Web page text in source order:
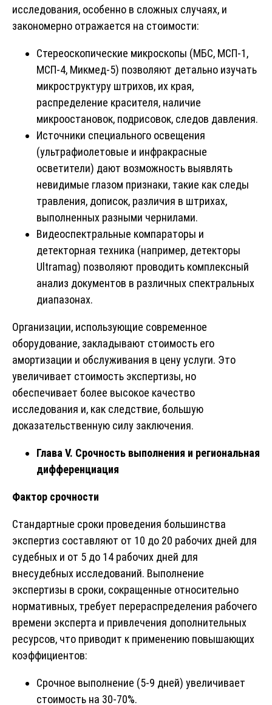
исследования, особенно в сложных случаях, и
закономерно отражается на стоимости:
Стереоскопические микроскопы (МБС, МСП-1,
МСП-4, Микмед-5) позволяют детально изучать
микроструктуру штрихов, их края,
распределение красителя, наличие
микроостановок, подрисовок, следов давления.
Источники специального освещения
(ультрафиолетовые и инфракрасные
осветители) дают возможность выявлять
невидимые глазом признаки, такие как следы
травления, дописок, различия в штрихах,
выполненных разными чернилами.
Видеоспектральные компараторы и
детекторная техника (например, детекторы
Ultramag) позволяют проводить комплексный
анализ документов в различных спектральных
диапазонах.
Организации, использующие современное
оборудование, закладывают стоимость его
амортизации и обслуживания в цену услуги. Это
увеличивает стоимость экспертизы, но
обеспечивает более высокое качество
исследования и, как следствие, большую
доказательственную силу заключения.
Глава V. Срочность выполнения и региональная
дифференциация
Фактор срочности
Стандартные сроки проведения большинства
экспертиз составляют от 10 до 20 рабочих дней для
судебных и от 5 до 14 рабочих дней для
внесудебных исследований. Выполнение
экспертизы в сроки, сокращенные относительно
нормативных, требует перераспределения рабочего
времени эксперта и привлечения дополнительных
ресурсов, что приводит к применению повышающих
коэффициентов:
Срочное выполнение (5-9 дней) увеличивает
стоимость на 30-70%.